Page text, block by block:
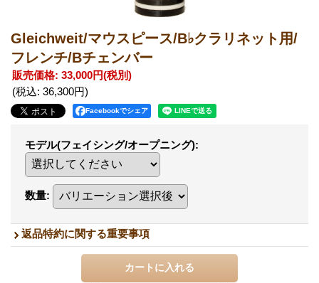
Gleichweit/マウスピース/B♭クラリネット用/
フレンチ/Bチェンバー
販売価格: 33,000円(税別)
(税込: 36,300円)
Facebookでシェア
モデル(フェイシング/オープニング):
数量:
返品特約に関する重要事項